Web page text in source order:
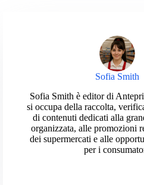
Sofia Smith
Sofia Smith è editor di
si occupa della raccolta,
di contenuti dedicati alla
organizzata, alle promozioni
dei supermercati e alle
per i